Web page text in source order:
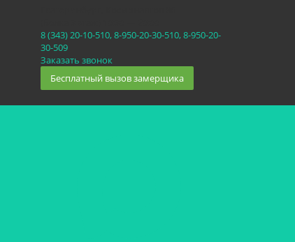
8 (343) 20-10-510, 8-950-20-30-510, 8-950-20-
30-509
Заказать звонок
Бесплатный вызов замерщика